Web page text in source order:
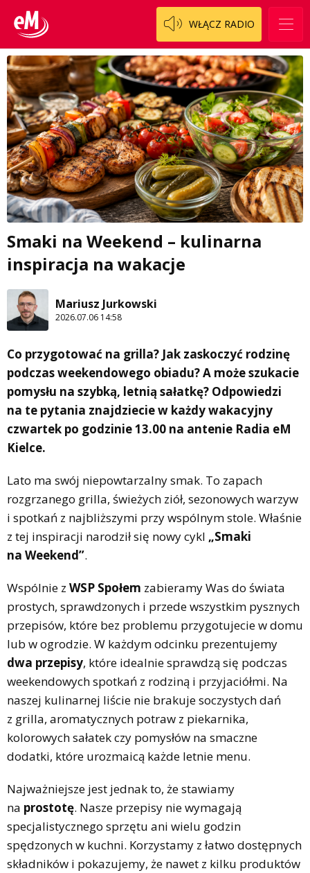
WŁĄCZ RADIO
Smaki na Weekend – kulinarna
inspiracja na wakacje
Mariusz Jurkowski
2026.07.06 14:58
Co przygotować na grilla? Jak zaskoczyć rodzinę
podczas weekendowego obiadu? A może szukacie
pomysłu na szybką, letnią sałatkę? Odpowiedzi
na te pytania znajdziecie w każdy wakacyjny
czwartek po godzinie 13.00 na antenie Radia eM
Kielce.
Lato ma swój niepowtarzalny smak. To zapach
rozgrzanego grilla, świeżych ziół, sezonowych warzyw
i spotkań z najbliższymi przy wspólnym stole. Właśnie
z tej inspiracji narodził się nowy cykl „Smaki
na Weekend”.
Wspólnie z WSP Społem zabieramy Was do świata
prostych, sprawdzonych i przede wszystkim pysznych
przepisów, które bez problemu przygotujecie w domu
lub w ogrodzie. W każdym odcinku prezentujemy
dwa przepisy, które idealnie sprawdzą się podczas
weekendowych spotkań z rodziną i przyjaciółmi. Na
naszej kulinarnej liście nie brakuje soczystych dań
z grilla, aromatycznych potraw z piekarnika,
kolorowych sałatek czy pomysłów na smaczne
dodatki, które urozmaicą każde letnie menu.
Najważniejsze jest jednak to, że stawiamy
na prostotę. Nasze przepisy nie wymagają
specjalistycznego sprzętu ani wielu godzin
spędzonych w kuchni. Korzystamy z łatwo dostępnych
składników i pokazujemy, że nawet z kilku produktów